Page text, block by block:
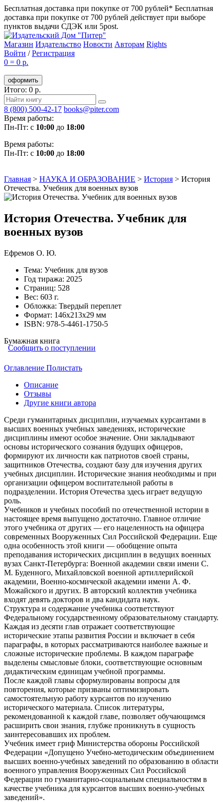
Бесплатная доставка при покупке от 700 рублей* Бесплатная
доставка при покупке от 700 рублей действует при выборе
пунктов выдачи СДЭК или 5post.
Магазин Издательство Новости Авторам Rights
Войти /Регистрация
0 = 0 р.
оформить
Итого: 0 р.
8 (800) 500-42-17 books@piter.com
Время работы:
Пн-Пт: с 10:00 до 18:00
Время работы:
Пн-Пт: с 10:00 до 18:00
Главная > НАУКА И ОБРАЗОВАНИЕ > История > История
Отечества. Учебник для военных вузов
История Отечества. Учебник для
военных вузов
Ефремов О. Ю.
Тема: Учебник для вузов
Год тиража: 2025
Страниц: 528
Вес: 603 г.
Обложка: Твердый переплет
Формат: 146х213х29 мм
ISBN: 978-5-4461-1750-5
Бумажная книга
Сообщить о поступлении
Оглавление Полистать
Описание
Отзывы
Другие книги автора
Среди гуманитарных дисциплин, изучаемых курсантами в
высших военных учебных заведениях, исторические
дисциплины имеют особое значение. Они закладывают
основы исторического сознания будущих офицеров,
формируют их личности как патриотов своей страны,
защитников Отечества, создают базу для изучения других
учебных дисциплин. Исторические знания необходимы и при
организации офицером воспитательной работы в
подразделении. История Отечества здесь играет ведущую
роль.
Учебников и учебных пособий по отечественной истории в
настоящее время выпущено достаточно. Главное отличие
этого учебника от других — его нацеленность на офицера
современных Вооруженных Сил Российской Федерации. Еще
одна особенность этой книги — обобщение опыта
преподавания исторических дисциплин в ведущих военных
вузах Санкт-Петербурга: Военной академии связи имени С.
М. Буденного, Михайловской военной артиллерийской
академии, Военно-космической академии имени А. Ф.
Можайского и других. В авторский коллектив учебника
входят девять докторов и два кандидата наук.
Структура и содержание учебника соответствуют
Федеральному государственному образовательному стандарту.
Каждая из десяти глав отражает соответствующие
исторические этапы развития России и включает в себя
параграфы, в которых рассматриваются наиболее важные и
сложные исторические проблемы. В каждом параграфе
выделены смысловые блоки, соответствующие основным
дидактическим единицам учебной программы.
После каждой главы сформулированы вопросы для
повторения, которые призваны оптимизировать
самостоятельную работу курсантов по изучению
исторического материала. Список литературы,
рекомендованной к каждой главе, позволяет обучающимся
расширить свои знания, глубже проникнуть в сущность
заинтересовавших их проблем.
Учебник имеет гриф Министерства обороны Российской
Федерации «Допущено Учебно-методическим объединением
высших военно-учебных заведений по образованию в области
военного управления Вооруженных Сил Российской
Федерации по гуманитарно-социальным специальностям в
качестве учебника для курсантов высших военно-учебных
заведений».